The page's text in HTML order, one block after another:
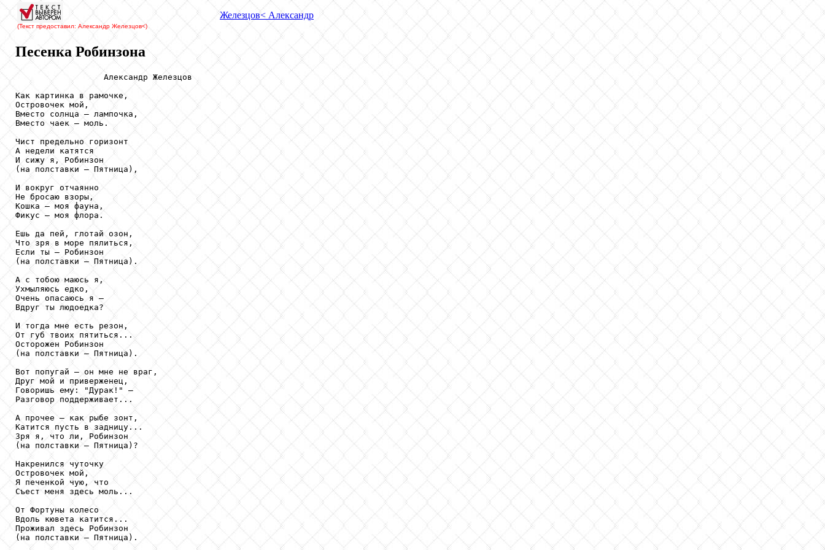
(Текст предоставил: Александр Железцов<)
Железцов< Александр
Песенка Робинзона
                  Александр Железцов
Как картинка в рамочке,
Островочек мой,
Вместо солнца – лампочка,
Вместо чаек – моль.
Чист предельно горизонт
А недели катятся
И сижу я, Робинзон
(на полставки – Пятница),
И вокруг отчаянно
Не бросаю взоры,
Кошка – моя фауна,
Фикус – моя флора.
Ешь да пей, глотай озон,
Что зря в море пялиться,
Если ты – Робинзон
(на полставки – Пятница).
А с тобою маюсь я,
Ухмыляюсь едко,
Очень опасаюсь я –
Вдруг ты людоедка?
И тогда мне есть резон,
От губ твоих пятиться...
Осторожен Робинзон
(на полставки – Пятница).
Вот попугай – он мне не враг,
Друг мой и приверженец,
Говоришь ему: "Дурак!" –
Разговор поддерживает...
А прочее – как рыбе зонт,
Катится пусть в задницу...
Зря я, что ли, Робинзон
(на полставки – Пятница)?
Накренился чуточку
Островочек мой,
Я печенкой чую, что
Съест меня здесь моль...
От Фортуны колесо
Вдоль кювета катится...
Проживал здесь Робинзон
(на полставки – Пятница).